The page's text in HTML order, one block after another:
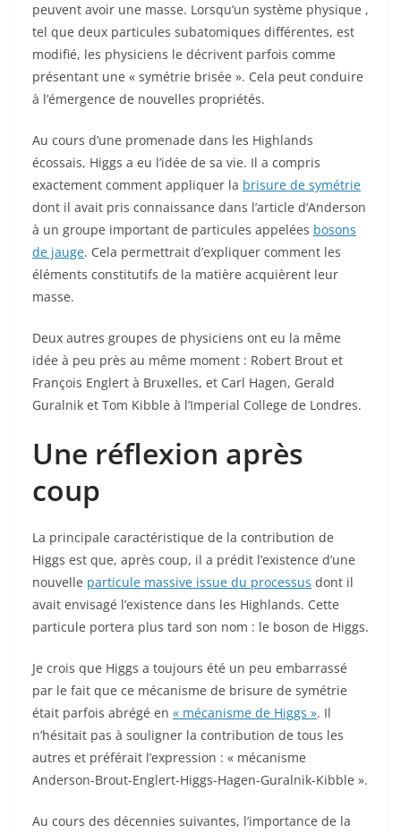
peuvent avoir une masse. Lorsqu’un système physique ,
tel que deux particules subatomiques différentes, est
modifié, les physiciens le décrivent parfois comme
présentant une « symétrie brisée ». Cela peut conduire
à l’émergence de nouvelles propriétés.
Au cours d’une promenade dans les Highlands
écossais, Higgs a eu l’idée de sa vie. Il a compris
exactement comment appliquer la brisure de symétrie
dont il avait pris connaissance dans l’article d’Anderson
à un groupe important de particules appelées bosons
de jauge. Cela permettrait d’expliquer comment les
éléments constitutifs de la matière acquièrent leur
masse.
Deux autres groupes de physiciens ont eu la même
idée à peu près au même moment : Robert Brout et
François Englert à Bruxelles, et Carl Hagen, Gerald
Guralnik et Tom Kibble à l’Imperial College de Londres.
Une réflexion après
coup
La principale caractéristique de la contribution de
Higgs est que, après coup, il a prédit l’existence d’une
nouvelle particule massive issue du processus dont il
avait envisagé l’existence dans les Highlands. Cette
particule portera plus tard son nom : le boson de Higgs.
Je crois que Higgs a toujours été un peu embarrassé
par le fait que ce mécanisme de brisure de symétrie
était parfois abrégé en « mécanisme de Higgs ». Il
n’hésitait pas à souligner la contribution de tous les
autres et préférait l’expression : « mécanisme
Anderson-Brout-Englert-Higgs-Hagen-Guralnik-Kibble ».
Au cours des décennies suivantes, l’importance de la